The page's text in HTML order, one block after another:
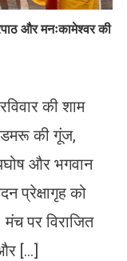
और मनःकामेश्वर की
की शाम
डमरू की गूंज,
और भगवान
प्रेक्षागृह को
मंच पर विराजित
[…]